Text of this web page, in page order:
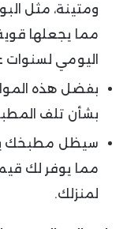
ومتينة، مثل
مما يجعلها
اليومي لسنوات
بفضل هذه
بشأن تلف
سيظل مطبخك
مما يوفر لك
لمنزلك.